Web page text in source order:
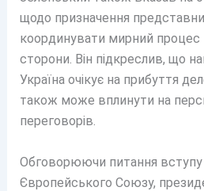
щодо призначення
координувати мирний процес
сторони. Він підкреслив, що
Україна очікує на прибуття
також може вплинути на
переговорів.
Обговорюючи питання вступу
Європейського Союзу,